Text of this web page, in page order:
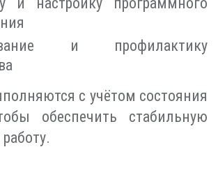
и профилактику
с учётом состояния
обеспечить стабильную